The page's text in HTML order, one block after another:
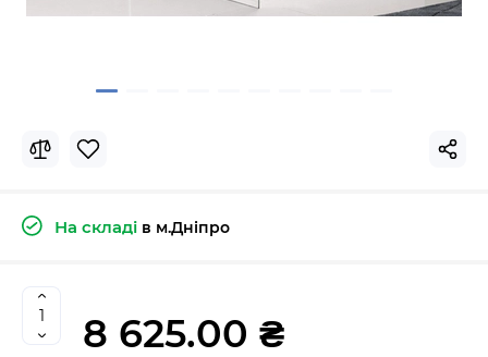
На складі в м.Дніпро
8 625.00 ₴